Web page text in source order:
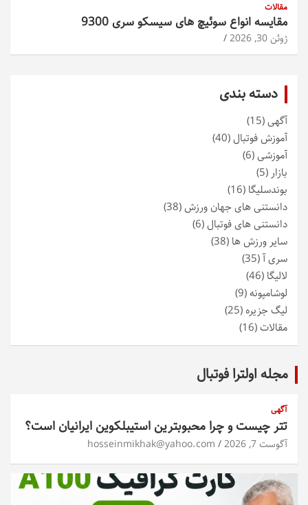
مقالات
مقایسه انواع سوئیچ های سیسکو سری 9300
ژوئن 30, 2026
دسته بندی
آگهی(15)
آموزش فوتبال(40)
آموزشی(6)
بازار (5)
بوندسلیگا (16)
دانستنی های جهان ورزش(38)
دانستنی های فوتبال(6)
سایر ورزش ها (38)
سری آ(35)
لالیگا (46)
لوشامپونه(9)
لیگ جزیره(25)
مقالات(16)
مجله اولترا فوتبال
آگهی
تتر چیست و چرا محبوبترین استیبلکوین ایرانیان است؟
آگوست 7, 2026 hosseinmikhak@yahoo.com